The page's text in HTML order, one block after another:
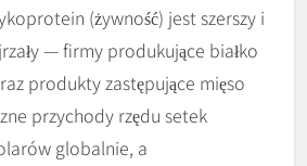
(żywność) jest szerszy i
— firmy produkujące białko
produkty zastępujące mięso
przychody rzędu setek
globalnie, a